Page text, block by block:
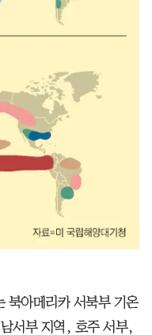
북아메리카 서북부 기온
서부 지역, 호주 서부,